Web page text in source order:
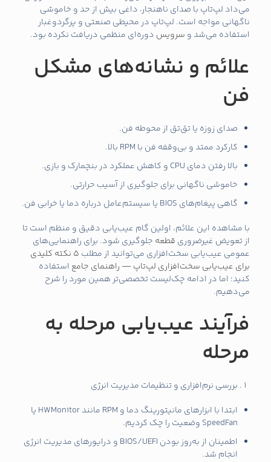
می‌داد لپ‌تاپ با صدای ناهنجار، داغی بیش از حد و خاموشی
ناگهانی مواجه است. لپ‌تاپ در محیطی صنعتی و پرگردوغبار
استفاده می‌شد و سرویس دوره‌ای منظمی دریافت نکرده بود.
علائم و نشانه‌های مشکل
فن
صدای زوزه یا تق‌تق از محوطه فن.
کارکرد ممتد و بی‌وقفه فن با RPM بالا.
بالا رفتن دمای CPU و کاهش عملکرد در بنچمارک و بازی.
خاموشی ناگهانی برای جلوگیری از آسیب حرارتی.
گاهی پیغام‌های BIOS یا سیستم‌عامل درباره دما یا خرابی فن.
با مشاهده این علائم، اولین گام عیب‌یابی دقیق و منظم است تا
از تعویض غیرضروری قطعه جلوگیری شود. برای راهنمایی‌های
عمومی عیب‌یابی سخت‌افزاری می‌توانید از مطلب
5 نکته کلیدی
برای عیب‌یابی سخت‌افزاری لپ‌تاپ — راهنمای جامع استفاده
کنید؛ اما در ادامه چک‌لیست تخصصی‌تر همین مورد را شرح
می‌دهیم.
فرآیند عیب‌یابی مرحله به
مرحله
بررسی نرم‌افزاری و تنظیمات مدیریت انرژی
ابتدا با ابزارهای مانیتورینگ دما و RPM مانند HWMonitor یا
SpeedFan وضعیت را چک کردیم.
اطمینان از به‌روز بودن BIOS/UEFI و درایورهای مدیریت انرژی
انجام شد.